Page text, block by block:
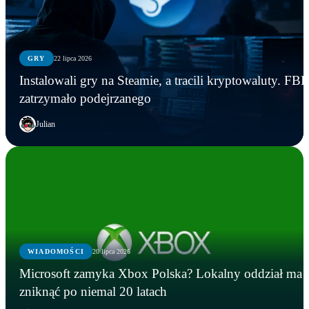
GRY 22 lipca 2026
Instalowali gry na Steamie, a tracili kryptowaluty. FBI
zatrzymało podejrzanego
Julian
WIADOMOŚCI 20 lipca 2026
Microsoft zamyka Xbox Polska? Lokalny oddział ma
zniknąć po niemal 20 latach